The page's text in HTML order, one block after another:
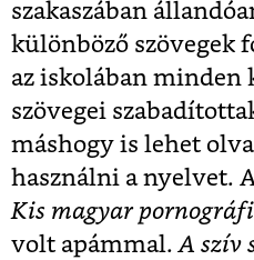
szakaszában
különböző szövegek
az iskolában minden
szövegei
máshogy is lehet
használni a nyelvet.
Kis magyar
volt apámmal.A szív